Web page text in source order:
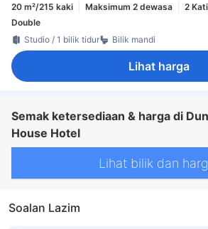
20 m²/215 kaki Maksimum 2 dewasa
2
Double
Studio / 1 bilik tidur
Bilik mandi
Lihat harga
Semak ketersediaan & harga di
House Hotel
Lihat bilik dan
Soalan Lazim